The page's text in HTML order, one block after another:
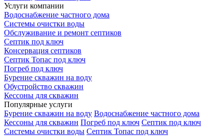
Услуги компании
Водоснабжение частного дома
Системы очистки воды
Обслуживание и ремонт септиков
Септик под ключ
Консервация септиков
Септик Топас под ключ
Погреб под ключ
Бурение скважин на воду
Обустройство скважин
Кессоны для скважин
Популярные услуги
Бурение скважин на воду Водоснабжение частного дома
Кессоны для скважин Погреб под ключ Септик под ключ
Системы очистки воды Септик Топас под ключ